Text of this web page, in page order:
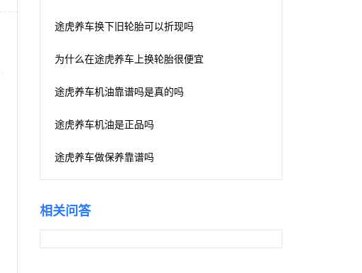
途虎养车换下旧轮胎可以折现吗
为什么在途虎养车上换轮胎很便宜
途虎养车机油靠谱吗是真的吗
途虎养车机油是正品吗
途虎养车做保养靠谱吗
相关问答